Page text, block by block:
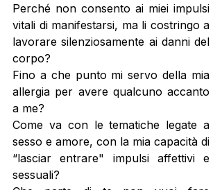
Perché non consento ai miei impulsi
vitali di manifestarsi, ma li costringo a
lavorare silenziosamente ai danni del
corpo?
Fino a che punto mi servo della mia
allergia per avere qualcuno accanto
a me?
Come va con le tematiche legate a
sesso e amore, con la mia capacità di
“lasciar entrare" impulsi affettivi e
sessuali?